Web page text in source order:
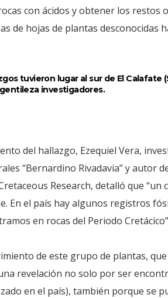
con ácidos y obtener los restos
de hojas de plantas desconocidas
tuvieron lugar al sur de El
investigadores.
del hallazgo, Ezequiel Vera,
“Bernardino Rivadavia” y autor
Research, detalló que “un
En el país hay algunos registros
en rocas del Periodo
de este grupo de plantas,
revelación no solo por ser
en el país), también porque se